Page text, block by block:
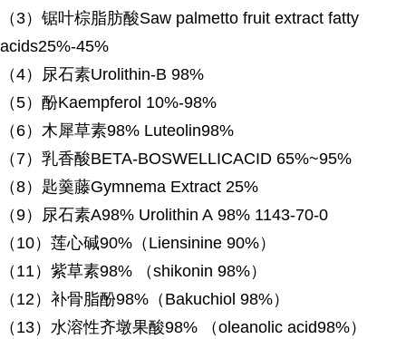
（3）锯叶棕脂肪酸Saw palmetto fruit extract fatty
acids25%-45%
（4）尿石素Urolithin-B 98%
（5）酚Kaempferol 10%-98%
（ 6）木犀草素98% Luteolin98%
（ 7）乳香酸BETA-BOSWELLICACID 65%~95%
（8）匙羹藤Gymnema Extract 25%
（9）尿石素A98% Urolithin A 98% 1143-70-0
（ 10）莲心碱90%（Liensinine 90%）
（ 11）紫草素98% （shikonin 98%）
（ 12）补骨脂酚98%（Bakuchiol 98%）
（ 13）水溶性齐墩果酸98% （oleanolic acid98%）